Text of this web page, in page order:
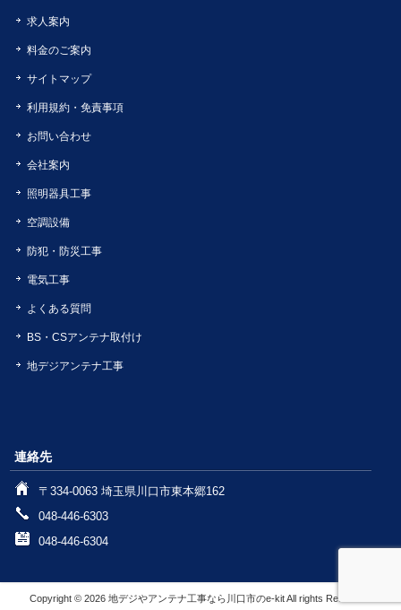
求人案内
料金のご案内
サイトマップ
利用規約・免責事項
お問い合わせ
会社案内
照明器具工事
空調設備
防犯・防災工事
電気工事
よくある質問
BS・CSアンテナ取付け
地デジアンテナ工事
連絡先
〒334-0063 埼玉県川口市東本郷162
048-446-6303
048-446-6304
Copyright © 2026 地デジやアンテナ工事なら川口市のe-kit All rights Reserved.